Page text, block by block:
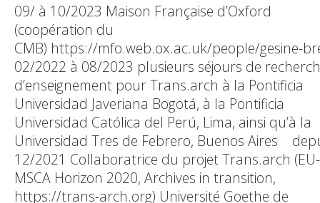
09/ à 10/2023 Maison Française d’Oxford
(coopération du
CMB) https://mfo.web.ox.ac.uk/people/gesine-
02/2022 à 08/2023 plusieurs séjours de
d’enseignement pour Trans.arch à la Pontificia
Universidad Javeriana Bogotá, à la Pontificia
Universidad Católica del Perú, Lima, ainsi qu’à la
Universidad Tres de Febrero, Buenos Aires
12/2021 Collaboratrice du projet Trans.arch (EU-
MSCA Horizon 2020, Archives in transition,
https://trans-arch.org) Université Goethe de